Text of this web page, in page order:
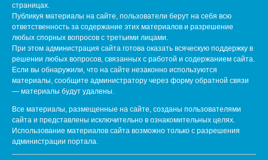
страницах.
Публикуя материалы на сайте, пользователи берут на себя всю
ответственность за содержание этих материалов и разрешение
любых спорных вопросов с третьими лицами.
При этом администрация сайта готова оказать всяческую поддержку в
решении любых вопросов, связанных с работой и содержанием сайта.
Если вы обнаружили, что на сайте незаконно используются
материалы, сообщите администратору через форму обратной связи
— материалы будут удалены.
Все материалы, размещенные на сайте, созданы пользователями
сайта и представлены исключительно в ознакомительных целях.
Использование материалов сайта возможно только с разрешения
администрации портала.